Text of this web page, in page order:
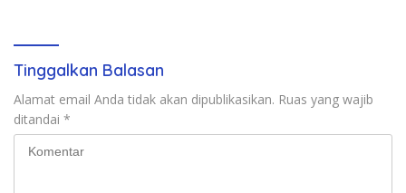
Tinggalkan Balasan
Alamat email Anda tidak akan dipublikasikan. Ruas yang wajib
ditandai *